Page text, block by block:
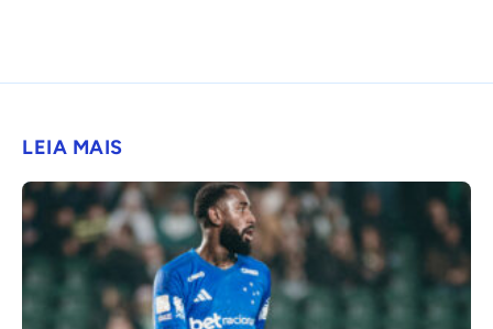
LEIA MAIS